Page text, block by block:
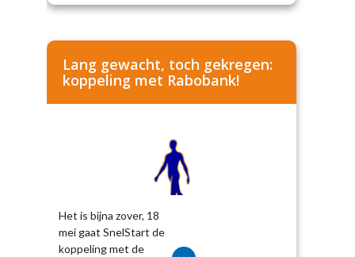
Lang gewacht, toch gekregen:
koppeling met Rabobank!
Het is bijna zover, 18
mei gaat SnelStart de
koppeling met de